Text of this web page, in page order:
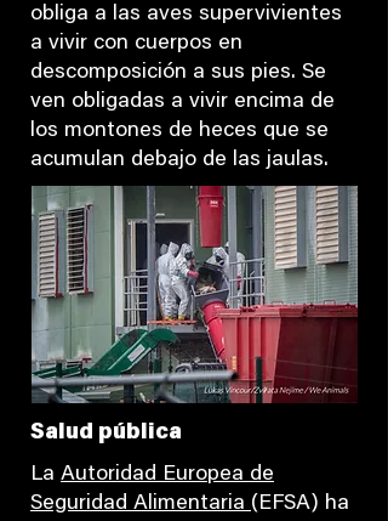
obliga a las aves supervivientes
a vivir con cuerpos en
descomposición a sus pies. Se
ven obligadas a vivir encima de
los montones de heces que se
acumulan debajo de las jaulas.
Salud pública
La Autoridad Europea de
Seguridad Alimentaria (EFSA) ha